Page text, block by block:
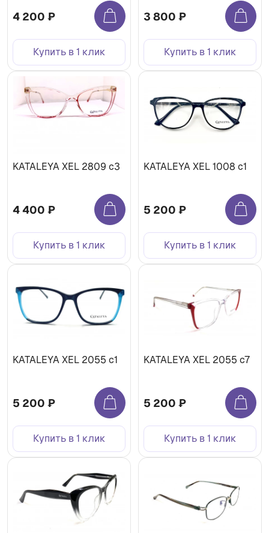
4 200 ₽
Купить в 1 клик
3 800 ₽
Купить в 1 клик
KATALEYA XEL 2809 c3
4 400 ₽
Купить в 1 клик
KATALEYA XEL 1008 c1
5 200 ₽
Купить в 1 клик
KATALEYA XEL 2055 c1
5 200 ₽
Купить в 1 клик
KATALEYA XEL 2055 c7
5 200 ₽
Купить в 1 клик